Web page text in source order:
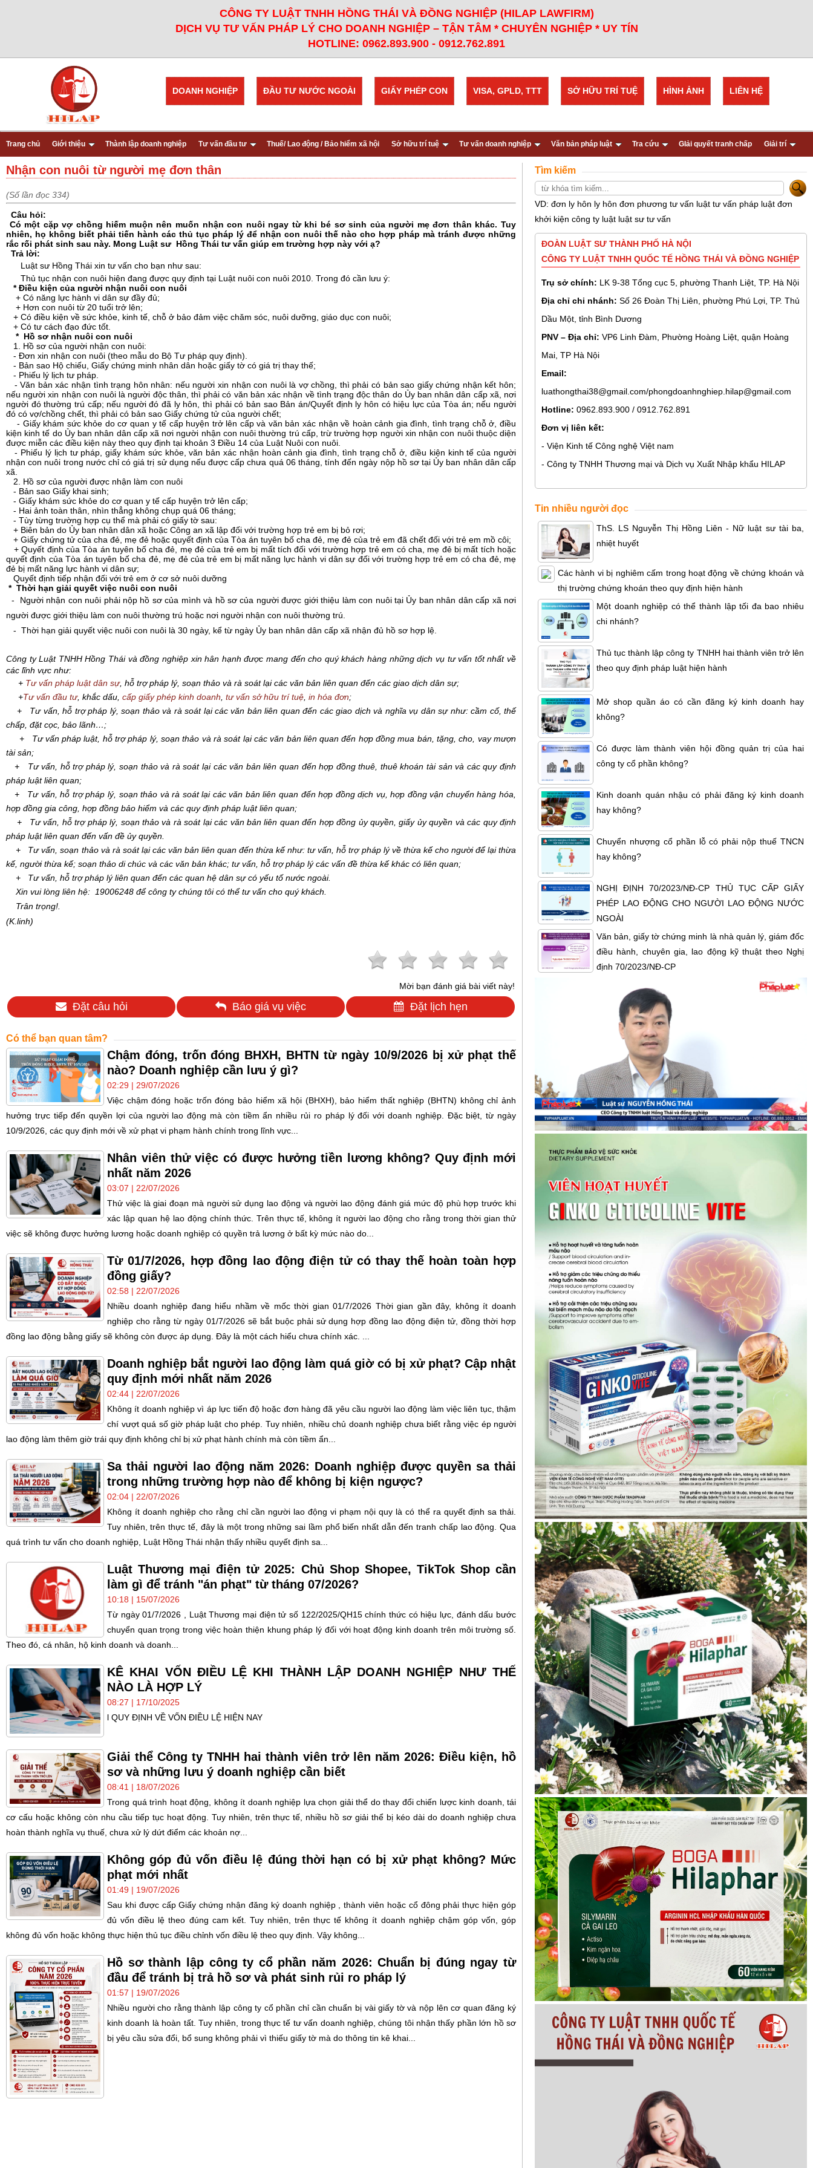
CÔNG TY LUẬT TNHH HỒNG THÁI VÀ ĐỒNG NGHIỆP (HILAP LAWFIRM)
DỊCH VỤ TƯ VẤN PHÁP LÝ CHO DOANH NGHIỆP – TẬN TÂM * CHUYÊN NGHIỆP * UY TÍN
HOTLINE: 0962.893.900 - 0912.762.891
LIÊN HỆ
HÌNH ẢNH
SỞ HỮU TRÍ TUỆ
VISA, GPLD, TTT
GIẤY PHÉP CON
ĐẦU TƯ NƯỚC NGOÀI
DOANH NGHIỆP
Trang chủ Giới thiệu Thành lập doanh nghiệp Tư vấn đầu tư Thuế/ Lao động / Bảo hiểm xã hội Sở hữu trí tuệ Tư vấn doanh nghiệp Văn bản pháp luật Tra cứu GIải quyết tranh chấp Giải trí
Nhận con nuôi từ người mẹ đơn thân
(Số lần đọc 334)
Câu hỏi:
Có một cặp vợ chồng hiếm muộn nên muốn nhận con nuôi ngay từ khi bé sơ sinh của người mẹ đơn thân khác. Tuy
nhiên, họ không biết phải tiến hành các thủ tục pháp lý để nhận con nuôi thế nào cho hợp pháp mà tránh được những
rắc rối phát sinh sau này. Mong Luật sư Hồng Thái tư vấn giúp em trường hợp này với ạ?
Trả lời:
Luật sư Hồng Thái xin tư vấn cho bạn như sau:
Thủ tục nhận con nuôi hiện đang được quy định tại Luật nuôi con nuôi 2010. Trong đó cần lưu ý:
*Điều kiện của người nhận nuôi con nuôi
+ Có năng lực hành vi dân sự đầy đủ;
+ Hơn con nuôi từ 20 tuổi trở lên;
+ Có điều kiện về sức khỏe, kinh tế, chỗ ở bảo đảm việc chăm sóc, nuôi dưỡng, giáo dục con nuôi;
+ Có tư cách đạo đức tốt.
* Hồ sơ nhận nuôi con nuôi
1. Hồ sơ của người nhận con nuôi:
- Đơn xin nhận con nuôi (theo mẫu do Bộ Tư pháp quy định).
- Bản sao Hộ chiếu, Giấy chứng minh nhân dân hoặc giấy tờ có giá trị thay thế;
- Phiếu lý lịch tư pháp.
- Văn bản xác nhận tình trạng hôn nhân: nếu người xin nhận con nuôi là vợ chồng, thì phải có bản sao giấy chứng nhận kết hôn;
nếu người xin nhận con nuôi là người độc thân, thì phải có văn bản xác nhận về tình trạng độc thân do Ủy ban nhân dân cấp xã, nơi
người đó thường trú cấp; nếu người đó đã ly hôn, thì phải có bản sao Bản án/Quyết định ly hôn có hiệu lực của Tòa án; nếu người
đó có vợ/chồng chết, thì phải có bản sao Giấy chứng tử của người chết;
- Giấy khám sức khỏe do cơ quan y tế cấp huyện trở lên cấp và văn bản xác nhận về hoàn cảnh gia đình, tình trạng chỗ ở, điều
kiện kinh tế do Ủy ban nhân dân cấp xã nơi người nhận con nuôi thường trú cấp, trừ trường hợp người xin nhận con nuôi thuộc diện
được miễn các điều kiện này theo quy định tại khoản 3 Điều 14 của Luật Nuôi con nuôi.
- Phiếu lý lịch tư pháp, giấy khám sức khỏe, văn bản xác nhận hoàn cảnh gia đình, tình trạng chỗ ở, điều kiện kinh tế của người
nhận con nuôi trong nước chỉ có giá trị sử dụng nếu được cấp chưa quá 06 tháng, tính đến ngày nộp hồ sơ tại Ủy ban nhân dân cấp
xã.
2. Hồ sơ của người được nhận làm con nuôi
- Bản sao Giấy khai sinh;
- Giấy khám sức khỏe do cơ quan y tế cấp huyện trở lên cấp;
- Hai ảnh toàn thân, nhìn thẳng không chụp quá 06 tháng;
- Tùy từng trường hợp cụ thể mà phải có giấy tờ sau:
+ Biên bản do Ủy ban nhân dân xã hoặc Công an xã lập đối với trường hợp trẻ em bị bỏ rơi;
+ Giấy chứng tử của cha đẻ, mẹ đẻ hoặc quyết định của Tòa án tuyên bố cha đẻ, mẹ đẻ của trẻ em đã chết đối với trẻ em mồ côi;
+ Quyết định của Tòa án tuyên bố cha đẻ, mẹ đẻ của trẻ em bị mất tích đối với trường hợp trẻ em có cha, mẹ đẻ bị mất tích hoặc
quyết định của Tòa án tuyên bố cha đẻ, mẹ đẻ của trẻ em bị mất năng lực hành vi dân sự đối với trường hợp trẻ em có cha đẻ, mẹ
đẻ bị mất năng lực hành vi dân sự;
Quyết định tiếp nhận đối với trẻ em ở cơ sở nuôi dưỡng
* Thời hạn giải quyết việc nuôi con nuôi
- Người nhận con nuôi phải nộp hồ sơ của mình và hồ sơ của người được giới thiệu làm con nuôi tại Ủy ban nhân dân cấp xã nơi
người được giới thiệu làm con nuôi thường trú hoặc nơi người nhận con nuôi thường trú.
- Thời hạn giải quyết việc nuôi con nuôi là 30 ngày, kể từ ngày Ủy ban nhân dân cấp xã nhận đủ hồ sơ hợp lệ.
Công ty Luật TNHH Hồng Thái và đồng nghiệp xin hân hạnh được mang đến cho quý khách hàng những dịch vụ tư vấn tốt nhất về
các lĩnh vực như:
+ Tư vấn pháp luật dân sự, hỗ trợ pháp lý, soạn thảo và rà soát lại các văn bản liên quan đến các giao dịch dân sự;
+Tư vấn đầu tư, khắc dấu, cấp giấy phép kinh doanh tư vấn sở hữu trí tuệ in hóa đơn;
+ Tư vấn, hỗ trợ pháp lý, soạn thảo và rà soát lại các văn bản liên quan đến các giao dịch và nghĩa vụ dân sự như: cầm cố, thế
chấp, đặt cọc, bảo lãnh…;
+ Tư vấn pháp luật, hỗ trợ pháp lý, soạn thảo và rà soát lại các văn bản liên quan đến hợp đồng mua bán, tặng, cho, vay mượn
tài sản;
+ Tư vấn, hỗ trợ pháp lý, soạn thảo và rà soát lại các văn bản liên quan đến hợp đồng thuê, thuê khoán tài sản và các quy định
pháp luật liên quan;
+ Tư vấn, hỗ trợ pháp lý, soạn thảo và rà soát lại các văn bản liên quan đến hợp đồng dịch vụ, hợp đồng vận chuyển hàng hóa,
hợp đồng gia công, hợp đồng bảo hiểm và các quy định pháp luật liên quan;
+ Tư vấn, hỗ trợ pháp lý, soạn thảo và rà soát lại các văn bản liên quan đến hợp đồng ủy quyền, giấy ủy quyền và các quy định
pháp luật liên quan đến vấn đề ủy quyền.
+ Tư vấn, soạn thảo và rà soát lại các văn bản liên quan đến thừa kế như: tư vấn, hỗ trợ pháp lý về thừa kế cho người để lại thừa
kế, người thừa kế; soạn thảo di chúc và các văn bản khác; tư vấn, hỗ trợ pháp lý các vấn đề thừa kế khác có liên quan;
+ Tư vấn, hỗ trợ pháp lý liên quan đến các quan hệ dân sự có yếu tố nước ngoài.
Xin vui lòng liên hệ: 19006248 để công ty chúng tôi có thể tư vấn cho quý khách.
Trân trọng!
(K.linh)
Mời bạn đánh giá bài viết này!
Đặt câu hỏi Báo giá vụ việc Đặt lịch hẹn
Có thể bạn quan tâm?
Chậm đóng, trốn đóng BHXH, BHTN từ ngày 10/9/2026 bị xử phạt thế
nào? Doanh nghiệp cần lưu ý gì?
02:29 | 29/07/2026
Việc chậm đóng hoặc trốn đóng bảo hiểm xã hội (BHXH), bảo hiểm thất nghiệp (BHTN) không chỉ ảnh
hưởng trực tiếp đến quyền lợi của người lao động mà còn tiềm ẩn nhiều rủi ro pháp lý đối với doanh nghiệp. Đặc biệt, từ ngày
10/9/2026, các quy định mới về xử phạt vi phạm hành chính trong lĩnh vực...
Nhân viên thử việc có được hưởng tiền lương không? Quy định mới
nhất năm 2026
03:07 | 22/07/2026
Thử việc là giai đoạn mà người sử dụng lao động và người lao động đánh giá mức độ phù hợp trước khi
xác lập quan hệ lao động chính thức. Trên thực tế, không ít người lao động cho rằng trong thời gian thử
việc sẽ không được hưởng lương hoặc doanh nghiệp có quyền trả lương ở bất kỳ mức nào do...
Từ 01/7/2026, hợp đồng lao động điện tử có thay thế hoàn toàn hợp
đồng giấy?
02:58 | 22/07/2026
Nhiều doanh nghiệp đang hiểu nhầm về mốc thời gian 01/7/2026 Thời gian gần đây, không ít doanh
nghiệp cho rằng từ ngày 01/7/2026 sẽ bắt buộc phải sử dụng hợp đồng lao động điện tử, đồng thời hợp
đồng lao động bằng giấy sẽ không còn được áp dụng. Đây là một cách hiểu chưa chính xác. ...
Doanh nghiệp bắt người lao động làm quá giờ có bị xử phạt? Cập nhật
quy định mới nhất năm 2026
02:44 | 22/07/2026
Không ít doanh nghiệp vì áp lực tiến độ hoặc đơn hàng đã yêu cầu người lao động làm việc liên tục, thậm
chí vượt quá số giờ pháp luật cho phép. Tuy nhiên, nhiều chủ doanh nghiệp chưa biết rằng việc ép người
lao động làm thêm giờ trái quy định không chỉ bị xử phạt hành chính mà còn tiềm ẩn...
Sa thải người lao động năm 2026: Doanh nghiệp được quyền sa thải
trong những trường hợp nào để không bị kiện ngược?
02:04 | 22/07/2026
Không ít doanh nghiệp cho rằng chỉ cần người lao động vi phạm nội quy là có thể ra quyết định sa thải.
Tuy nhiên, trên thực tế, đây là một trong những sai lầm phổ biến nhất dẫn đến tranh chấp lao động. Qua
quá trình tư vấn cho doanh nghiệp, Luật Hồng Thái nhận thấy nhiều quyết định sa...
Luật Thương mại điện tử 2025: Chủ Shop Shopee, TikTok Shop cần
làm gì để tránh "án phạt" từ tháng 07/2026?
10:18 | 15/07/2026
Từ ngày 01/7/2026 , Luật Thương mại điện tử số 122/2025/QH15 chính thức có hiệu lực, đánh dấu bước
chuyển quan trọng trong việc hoàn thiện khung pháp lý đối với hoạt động kinh doanh trên môi trường số.
Theo đó, cá nhân, hộ kinh doanh và doanh...
KÊ KHAI VỐN ĐIỀU LỆ KHI THÀNH LẬP DOANH NGHIỆP NHƯ THẾ
NÀO LÀ HỢP LÝ
08:27 | 17/10/2025
l QUY ĐỊNH VỀ VỐN ĐIỀU LỆ HIỆN NAY
Giải thể Công ty TNHH hai thành viên trở lên năm 2026: Điều kiện, hồ
sơ và những lưu ý doanh nghiệp cần biết
08:41 | 18/07/2026
Trong quá trình hoạt động, không ít doanh nghiệp lựa chọn giải thể do thay đổi chiến lược kinh doanh, tái
cơ cấu hoặc không còn nhu cầu tiếp tục hoạt động. Tuy nhiên, trên thực tế, nhiều hồ sơ giải thể bị kéo dài do doanh nghiệp chưa
hoàn thành nghĩa vụ thuế, chưa xử lý dứt điểm các khoản nợ...
Không góp đủ vốn điều lệ đúng thời hạn có bị xử phạt không? Mức
phạt mới nhất
01:49 | 19/07/2026
Sau khi được cấp Giấy chứng nhận đăng ký doanh nghiệp , thành viên hoặc cổ đông phải thực hiện góp
đủ vốn điều lệ theo đúng cam kết. Tuy nhiên, trên thực tế không ít doanh nghiệp chậm góp vốn, góp
không đủ vốn hoặc không thực hiện thủ tục điều chỉnh vốn điều lệ theo quy định. Vậy không...
Hồ sơ thành lập công ty cổ phần năm 2026: Chuẩn bị đúng ngay từ
đầu để tránh bị trả hồ sơ và phát sinh rủi ro pháp lý
01:57 | 19/07/2026
Nhiều người cho rằng thành lập công ty cổ phần chỉ cần chuẩn bị vài giấy tờ và nộp lên cơ quan đăng ký
kinh doanh là hoàn tất. Tuy nhiên, trong thực tế tư vấn doanh nghiệp, chúng tôi nhận thấy phần lớn hồ sơ
bị yêu cầu sửa đổi, bổ sung không phải vì thiếu giấy tờ mà do thông tin kê khai...
Tìm kiếm
VD: đơn ly hôn ly hôn đơn phương tư vấn luật tư vấn pháp luật đơn
khởi kiện công ty luật luật sư tư vấn
ĐOÀN LUẬT SƯ THÀNH PHỐ HÀ NỘI
CÔNG TY LUẬT TNHH QUỐC TẾ HỒNG THÁI VÀ ĐỒNG NGHIỆP
Trụ sở chính: LK 9-38 Tổng cục 5, phường Thanh Liệt, TP. Hà Nội
Địa chỉ chi nhánh: Số 26 Đoàn Thị Liên, phường Phú Lợi, TP. Thủ
Dầu Một, tỉnh Bình Dương
PNV – Địa chỉ: VP6 Linh Đàm, Phường Hoàng Liệt, quận Hoàng
Mai, TP Hà Nội
Email:
luathongthai38@gmail.com/phongdoanhnghiep.hilap@gmail.com
Hotline: 0962.893.900 / 0912.762.891
Đơn vị liên kết:
- Viện Kinh tế Công nghệ Việt nam
- Công ty TNHH Thương mại và Dịch vụ Xuất Nhập khẩu HILAP
Tin nhiều người đọc
ThS. LS Nguyễn Thị Hồng Liên - Nữ luật sư tài ba,
nhiệt huyết
Các hành vi bị nghiêm cấm trong hoạt động về chứng khoán và
thị trường chứng khoán theo quy định hiện hành
Một doanh nghiệp có thể thành lập tối đa bao nhiêu
chi nhánh?
Thủ tục thành lập công ty TNHH hai thành viên trở lên
theo quy định pháp luật hiện hành
Mở shop quần áo có cần đăng ký kinh doanh hay
không?
Có được làm thành viên hội đồng quản trị của hai
công ty cổ phần không?
Kinh doanh quán nhậu có phải đăng ký kinh doanh
hay không?
Chuyển nhượng cổ phần lỗ có phải nộp thuế TNCN
hay không?
NGHỊ ĐỊNH 70/2023/NĐ-CP THỦ TỤC CẤP GIẤY
PHÉP LAO ĐỘNG CHO NGƯỜI LAO ĐỘNG NƯỚC
NGOÀI
Văn bản, giấy tờ chứng minh là nhà quản lý, giám đốc
điều hành, chuyên gia, lao động kỹ thuật theo Nghị
định 70/2023/NĐ-CP